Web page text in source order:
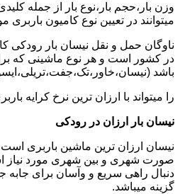
وزن بار،حجم بار،نوع بار از جمله
میتوانند در تعیین نوع کامیون باربری
ناوگان حمل و نقل نیسان بار رودکی
در کشور است و هر نوع ماشینی که
باشد
را میتواند با ارزان ترین نرخ کرایه
نیسان بار ارزان در رودکی
نیسان ارزان ترین ماشین باربری است
صورت شهری و بین شهری مورد نیاز
دنبال راهی سریع و وآسان برای جابه
گزینه میباشد.